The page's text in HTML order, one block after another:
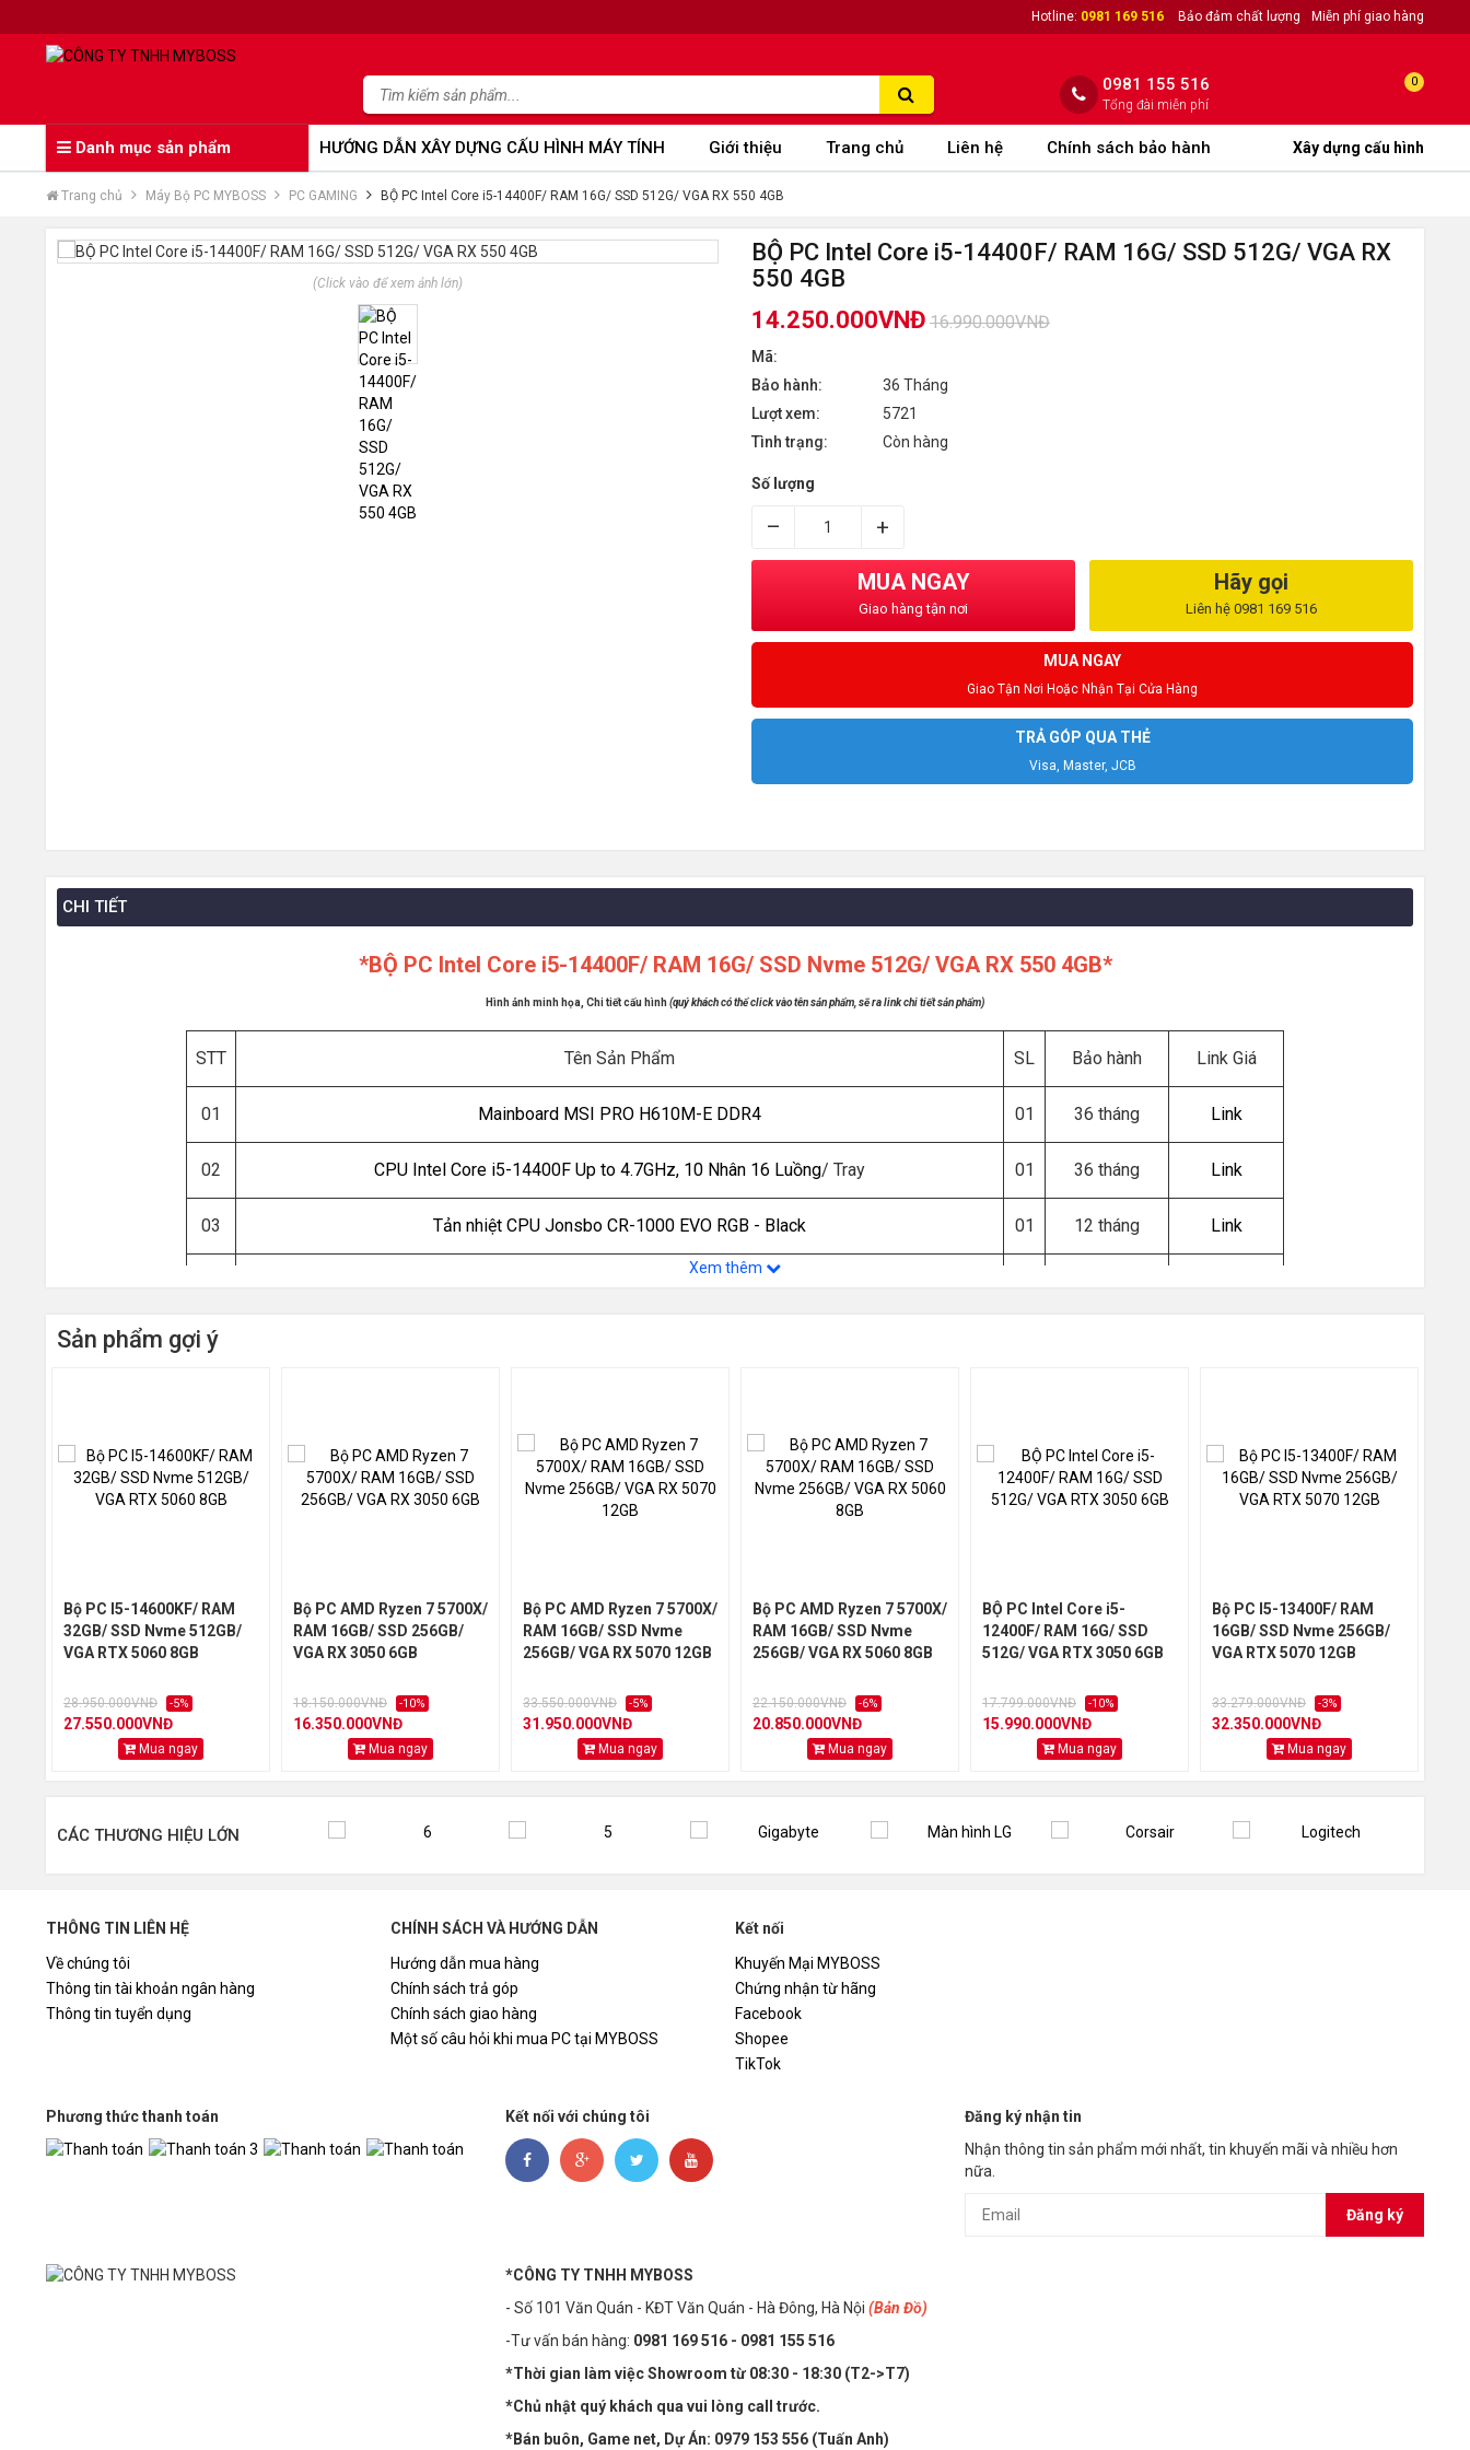
Hotline: 0981 169 516 Bảo đảm chất lượng Miễn phí giao hàng
0981 155 516
Tổng đài miễn phí
0
Danh mục sản phẩm HƯỚNG DẪN XÂY DỰNG CẤU HÌNH MÁY TÍNH Giới thiệu Trang chủ Liên hệ Chính sách bảo hành Xây dựng cấu hình
Trang chủ Máy Bộ PC MYBOSS PC GAMING BỘ PC Intel Core i5-14400F/ RAM 16G/ SSD 512G/ VGA RX 550 4GB
(Click vào để xem ảnh lớn)
BỘ PC Intel Core i5-14400F/ RAM 16G/ SSD 512G/ VGA RX
550 4GB
14.250.000VNĐ 16.990.000VNĐ
Mã:
Bảo hành:
36 Tháng
Lượt xem:
5721
Tình trạng:
Còn hàng
Số lượng
– +
MUA NGAY
Giao hàng tận nơi
Hãy gọi
Liên hệ 0981 169 516
MUA NGAY
Giao Tận Nơi Hoặc Nhận Tại Cửa Hàng
TRẢ GÓP QUA THẺ
Visa, Master, JCB
CHI TIẾT
*BỘ PC Intel Core i5-14400F/ RAM 16G/ SSD Nvme 512G/ VGA RX 550 4GB*
Hình ảnh minh họa, Chi tiết cấu hình (quý khách có thể click vào tên sản phẩm, sẽ ra link chi tiết sản phẩm)
STT Tên Sản Phẩm SL Bảo hành Link Giá
01 Mainboard MSI PRO H610M-E DDR4 01 36 tháng Link
02 CPU Intel Core i5-14400F Up to 4.7GHz, 10 Nhân 16 Luồng/ Tray 01 36 tháng Link
03 Tản nhiệt CPU Jonsbo CR-1000 EVO RGB - Black 01 12 tháng Link
05
07 Nguồn máy tính KENOO E450 - 450W 01 36 tháng Link
08 Vỏ Case KENOO ESPORT MCK100 - Black (Tặng 3 Fan Led RGB) 01 Link
GIÁ BÁN:16.909.000đ
*KHUYẾN MÃI 1:
*KHUYẾN MẠI 2:
- TẶNG Bàn phím giả cơ DareU LK 145 RGB, TẶNG Chuột Logitech G102 Gen2, TẶNG Tai nghe DareU 416 RGB
*Tổng hợp các câu hỏi khi mua BỘ MÁY TÍNH (PC) tại MYBOSS:
https://myboss.vn/mot-so-cau-hoi-khi-mua-pc-tai-myboss-a14.html
Xem thêm
Sản phẩm gợi ý
Bộ PC I5-14600KF/ RAM
32GB/ SSD Nvme 512GB/
VGA RTX 5060 8GB
28.950.000VNĐ -5%
27.550.000VNĐ
Mua ngay
Bộ PC AMD Ryzen 7 5700X/
RAM 16GB/ SSD 256GB/
VGA RX 3050 6GB
18.150.000VNĐ -10%
16.350.000VNĐ
Mua ngay
Bộ PC AMD Ryzen 7 5700X/
RAM 16GB/ SSD Nvme
256GB/ VGA RX 5070 12GB
33.550.000VNĐ -5%
31.950.000VNĐ
Mua ngay
Bộ PC AMD Ryzen 7 5700X/
RAM 16GB/ SSD Nvme
256GB/ VGA RX 5060 8GB
22.150.000VNĐ -6%
20.850.000VNĐ
Mua ngay
BỘ PC Intel Core i5-
12400F/ RAM 16G/ SSD
512G/ VGA RTX 3050 6GB
17.799.000VNĐ -10%
15.990.000VNĐ
Mua ngay
Bộ PC I5-13400F/ RAM
16GB/ SSD Nvme 256GB/
VGA RTX 5070 12GB
33.279.000VNĐ -3%
32.350.000VNĐ
Mua ngay
CÁC THƯƠNG HIỆU LỚN
THÔNG TIN LIÊN HỆ
Về chúng tôi
Thông tin tài khoản ngân hàng
Thông tin tuyển dụng
CHÍNH SÁCH VÀ HƯỚNG DẪN
Hướng dẫn mua hàng
Chính sách trả góp
Chính sách giao hàng
Một số câu hỏi khi mua PC tại MYBOSS
Kết nối
Khuyến Mại MYBOSS
Chứng nhận từ hãng
Facebook
Shopee
TikTok
Phương thức thanh toán Kết nối với chúng tôi
Đăng ký nhận tin
Nhận thông tin sản phẩm mới nhất, tin khuyến mãi và nhiều hơn
nữa.
Đăng ký
*CÔNG TY TNHH MYBOSS
- Số 101 Văn Quán - KĐT Văn Quán - Hà Đông, Hà Nội (Bản Đồ)
-Tư vấn bán hàng: 0981 169 516 - ​0981 155 516
*Thời gian làm việc Showroom từ 08:30 - 18:30 (T2->T7)
*Chủ nhật quý khách qua vui lòng call trước.
*Bán buôn, Game net, Dự Án: 0979 153 556 (Tuấn Anh)